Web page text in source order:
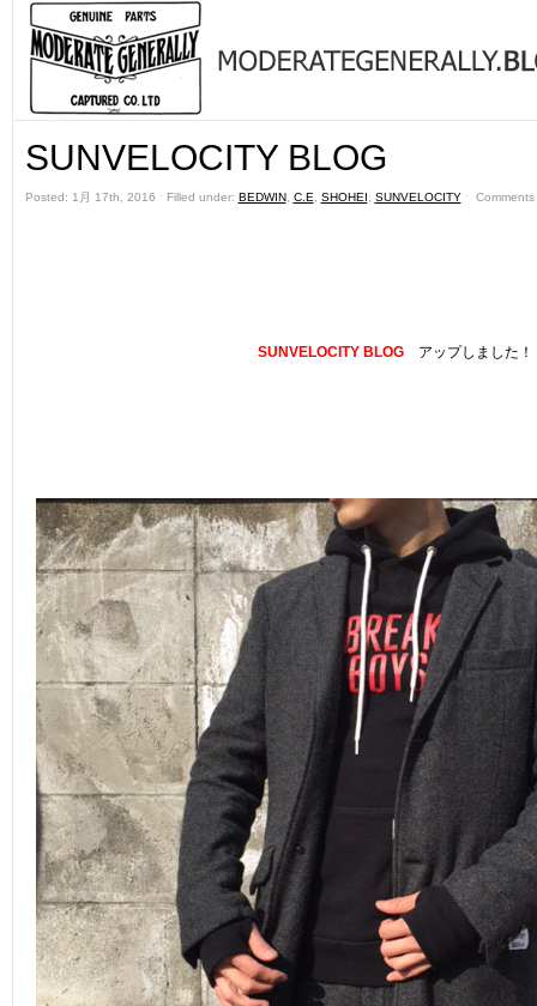
SUNVELOCITY BLOG
Posted: 1月 17th, 2016 ˑ Filled under: BEDWIN, C.E SHOHEI SUNVELOCITYˑ
SUNVELOCITY BLOG アップしました！